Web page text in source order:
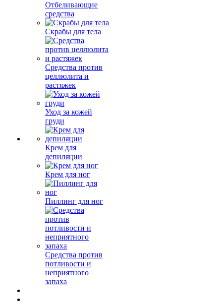
Отбеливающие
средства
Скрабы для тела
Средства против
целлюлита и
растяжек
Уход за кожей
груди
Крем для
депиляции
Крем для ног
Пиллинг для ног
Средства против
потливости и
неприятного
запаха